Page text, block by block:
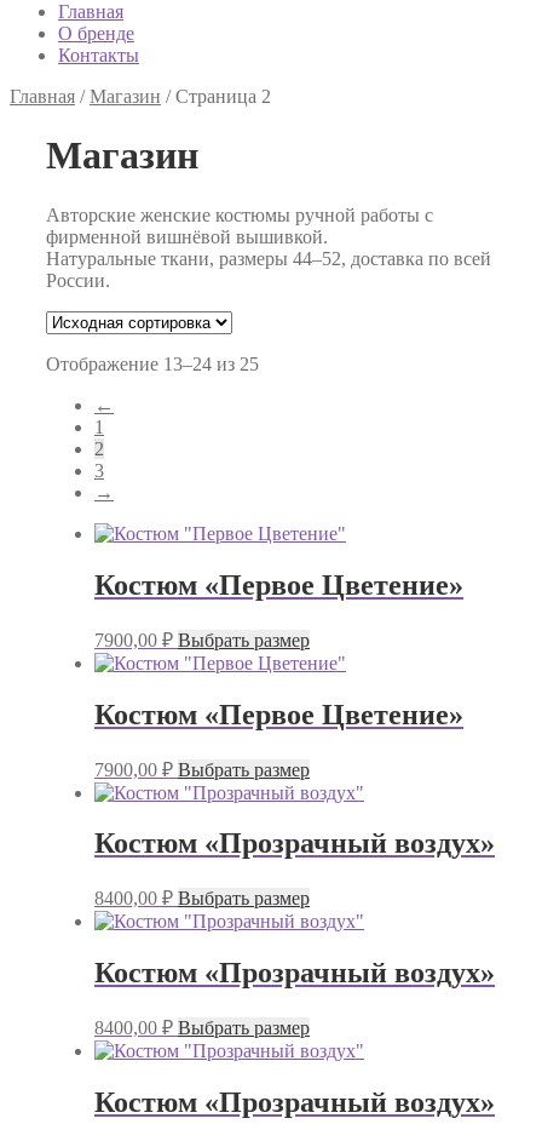
Главная
О бренде
Контакты
Главная /Магазин /Страница 2
Магазин
Авторские женские костюмы ручной работы с
фирменной вишнёвой вышивкой.
Натуральные ткани, размеры 44–52, доставка по всей
России.
Отображение 13–24 из 25
←
1
2
3
→
Костюм «Первое Цветение»
7900,00 ₽ Выбрать размерЭтот
товар
имеет
несколько
вариаций.
можно
выбрать
на
странице
товара.
Костюм «Первое Цветение»
7900,00 ₽ Выбрать размерЭтот
товар
имеет
несколько
вариаций.
можно
выбрать
странице
товара.
Костюм «Прозрачный воздух»
8400,00 ₽ Выбрать размерЭтот
товар
имеет
несколько
вариаций.
можно
выбрать
на
странице
товара.
Костюм «Прозрачный воздух»
8400,00 ₽ Выбрать размерЭтот
товар
имеет
несколько
вариаций.
Костюм «Прозрачный воздух»